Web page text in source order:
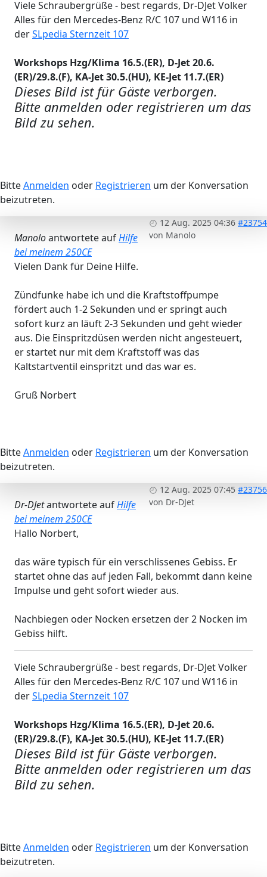
Viele Schraubergrüße - best regards, Dr-DJet Volker
Alles für den Mercedes-Benz R/C 107 und W116 in
derSLpedia Sternzeit 107
Workshops Hzg/Klima 16.5.(ER), D-Jet 20.6.
(ER)/29.8.(F), KA-Jet 30.5.(HU), KE-Jet 11.7.(ER)
Dieses Bild ist für Gäste verborgen.
Bitte anmelden oder registrieren um das
Bild zu sehen.
BitteAnmelden oder Registrieren um der Konversation
beizutreten.
12 Aug. 2025 04:36 #23754
von Manolo
Manoloantwortete aufHilfe
bei meinem 250CE
Vielen Dank für Deine Hilfe.
Zündfunke habe ich und die Kraftstoffpumpe
fördert auch 1-2 Sekunden und er springt auch
sofort kurz an läuft 2-3 Sekunden und geht wieder
aus. Die Einspritzdüsen werden nicht angesteuert,
er startet nur mit dem Kraftstoff was das
Kaltstartventil einspritzt und das war es.
Gruß Norbert
BitteAnmelden oder Registrieren um der Konversation
beizutreten.
12 Aug. 2025 07:45 #23756
von Dr-DJet
Dr-DJetantwortete aufHilfe
bei meinem 250CE
Hallo Norbert,
das wäre typisch für ein verschlissenes Gebiss. Er
startet ohne das auf jeden Fall, bekommt dann keine
Impulse und geht sofort wieder aus.
Nachbiegen oder Nocken ersetzen der 2 Nocken im
Gebiss hilft.
Viele Schraubergrüße - best regards, Dr-DJet Volker
Alles für den Mercedes-Benz R/C 107 und W116 in
derSLpedia Sternzeit 107
Workshops Hzg/Klima 16.5.(ER), D-Jet 20.6.
(ER)/29.8.(F), KA-Jet 30.5.(HU), KE-Jet 11.7.(ER)
Dieses Bild ist für Gäste verborgen.
Bitte anmelden oder registrieren um das
Bild zu sehen.
BitteAnmelden oder Registrieren um der Konversation
beizutreten.